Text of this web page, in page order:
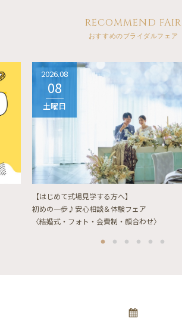
RECOMMEND FAIR
おすすめのブライダルフェア
2026.08
08
土曜日
【はじめて式場見学する方へ】
初めの一歩♪安心相談＆体験フェア
〈結婚式・フォト・会費制・顔合わせ〉